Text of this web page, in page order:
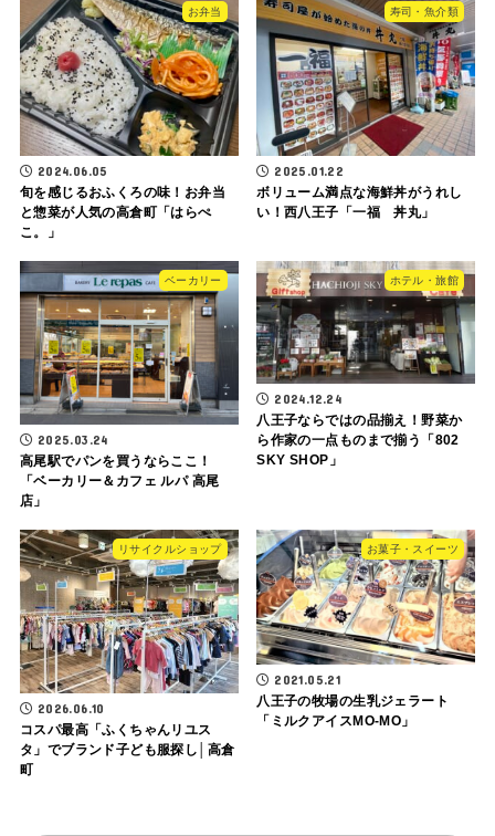
お弁当
2024.06.05
旬を感じるおふくろの味！お弁当
と惣菜が人気の高倉町「はらぺ
こ。」
寿司・魚介類
2025.01.22
ボリューム満点な海鮮丼がうれし
い！西八王子「一福 丼丸」
ベーカリー
2025.03.24
高尾駅でパンを買うならここ！
「ベーカリー＆カフェ ルパ 高尾
店」
ホテル・旅館
2024.12.24
八王子ならではの品揃え！野菜か
ら作家の一点ものまで揃う「802
SKY SHOP」
リサイクルショップ
2026.06.10
コスパ最高「ふくちゃんリユス
タ」でブランド子ども服探し│高倉
町
お菓子・スイーツ
2021.05.21
八王子の牧場の生乳ジェラート
「ミルクアイスMO-MO」